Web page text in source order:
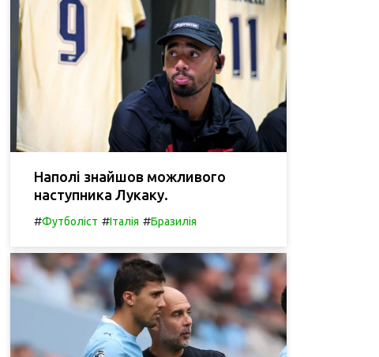
Наполі знайшов можливого
наступника Лукаку.
#Футболіст #Італія #Бразилія